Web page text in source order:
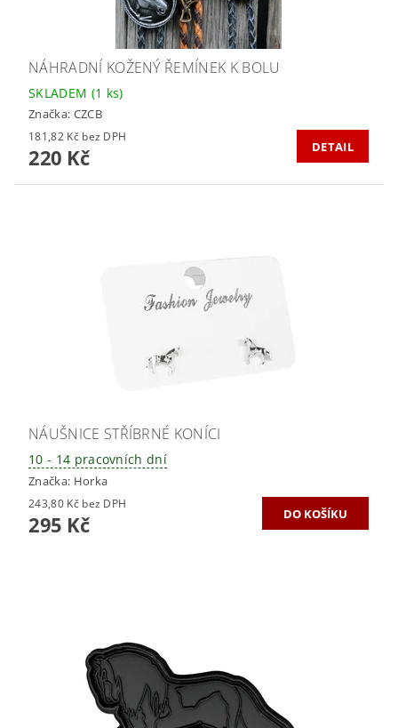
NÁHRADNÍ KOŽENÝ ŘEMÍNEK K BOLU
SKLADEM (1 ks)
Značka: CZCB
181,82 Kč bez DPH
220 Kč DETAIL
NÁUŠNICE STŘÍBRNÉ KONÍCI
10 - 14 pracovních dní
Značka: Horka
243,80 Kč bez DPH
295 Kč